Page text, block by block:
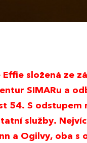
Effie složená ze
SIMARu a
54. S
služby.
a Ogilvy, oba s